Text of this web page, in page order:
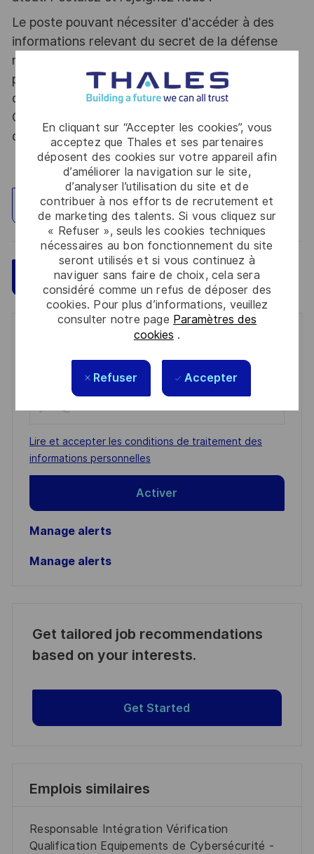
En cliquant sur “Accepter les cookies”, vous
acceptez que Thales et ses partenaires
déposent des cookies sur votre appareil afin
d’améliorer la navigation sur le site,
d’analyser l’utilisation du site et de
contribuer à nos efforts de recrutement et
de marketing des talents. Si vous cliquez sur
« Refuser », seuls les cookies techniques
nécessaires au bon fonctionnement du site
seront utilisés et si vous continuez à
naviguer sans faire de choix, cela sera
considéré comme un refus de déposer des
cookies. Pour plus d’informations, veuillez
consulter notre page Paramètres des
cookies .
Refuser Accepter
Le poste pouvant nécessiter d'accéder à des
informations relevant du secret de la défense
nationale, la personne retenue fera l'objet d'une
procédure d’habilitation, conformément aux
dispositions des articles R.2311-1 et suivants du
Code de la défense et de l’IGI 1300 SGDSN/PSE
du 09 août 2021.
Explorez un site
Postulez maintenant Sauvegarder
Get notified for similar jobs
You'll receive updates once a week
Email
address
(Required)
Required
Lire et accepter les conditions de traitement des
informations personnelles
Activer
Manage alerts
Manage alerts
Get tailored job recommendations
based on your interests.
Get Started
Emplois similaires
Responsable Intégration Vérification
Qualification Equipements de Cybersécurité -